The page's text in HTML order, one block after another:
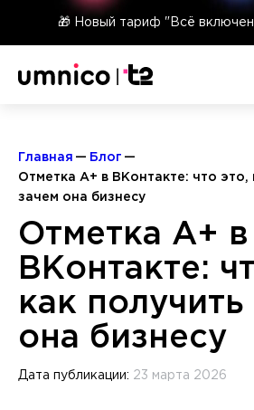
🎁 Новый тариф "Всё
Главная
Блог
Отметка A+ в ВКонтакте: что это,
зачем она бизнесу
Отметка A+ в
ВКонтакте:
как получить
она бизнесу
Дата публикации: 23 марта 2026